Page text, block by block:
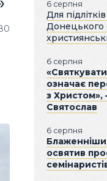
6 серпня
Для
Донецького
6 серпня
означає
з
Святослав
6 серпня
освятив